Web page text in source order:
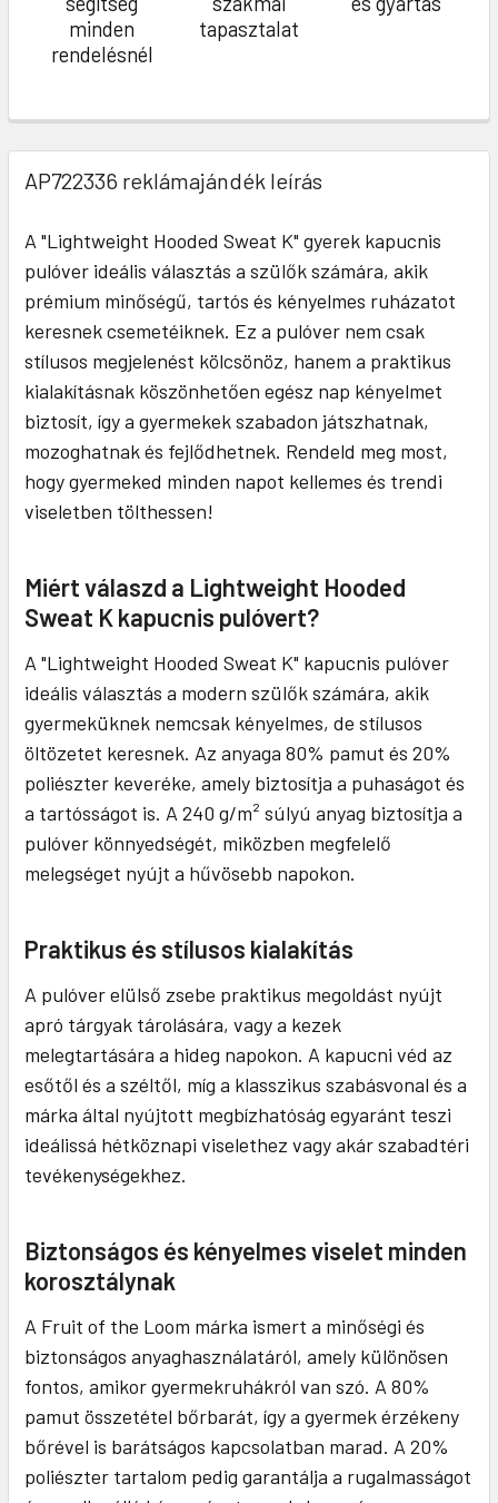
minden
rendelésnél
tapasztalat
AP722336 reklámajándék leírás
A "Lightweight Hooded Sweat K" gyerek kapucnis
pulóver ideális választás a szülők számára, akik
prémium minőségű, tartós és kényelmes ruházatot
keresnek csemetéiknek. Ez a pulóver nem csak
stílusos megjelenést kölcsönöz, hanem a praktikus
kialakításnak köszönhetően egész nap kényelmet
biztosít, így a gyermekek szabadon játszhatnak,
mozoghatnak és fejlődhetnek. Rendeld meg most,
hogy gyermeked minden napot kellemes és trendi
viseletben tölthessen!
Miért válaszd a Lightweight Hooded
Sweat K kapucnis pulóvert?
A "Lightweight Hooded Sweat K" kapucnis pulóver
ideális választás a modern szülők számára, akik
gyermeküknek nemcsak kényelmes, de stílusos
öltözetet keresnek. Az anyaga 80% pamut és 20%
poliészter keveréke, amely biztosítja a puhaságot és
a tartósságot is. A 240 g/m² súlyú anyag biztosítja a
pulóver könnyedségét, miközben megfelelő
melegséget nyújt a hűvösebb napokon.
Praktikus és stílusos kialakítás
A pulóver elülső zsebe praktikus megoldást nyújt
apró tárgyak tárolására, vagy a kezek
melegtartására a hideg napokon. A kapucni véd az
esőtől és a széltől, míg a klasszikus szabásvonal és a
márka által nyújtott megbízhatóság egyaránt teszi
ideálissá hétköznapi viselethez vagy akár szabadtéri
tevékenységekhez.
Biztonságos és kényelmes viselet minden
korosztálynak
A Fruit of the Loom márka ismert a minőségi és
biztonságos anyaghasználatáról, amely különösen
fontos, amikor gyermekruhákról van szó. A 80%
pamut összetétel bőrbarát, így a gyermek érzékeny
bőrével is barátságos kapcsolatban marad. A 20%
poliészter tartalom pedig garantálja a rugalmasságot